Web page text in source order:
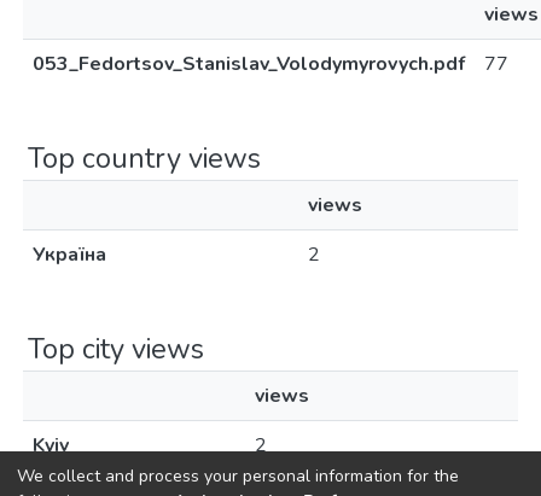
views
053_Fedortsov_Stanislav_Volodymyrovych.pdf
77
Top country views
views
Україна
2
Top city views
views
Kyiv
2
We collect and process your personal information for the